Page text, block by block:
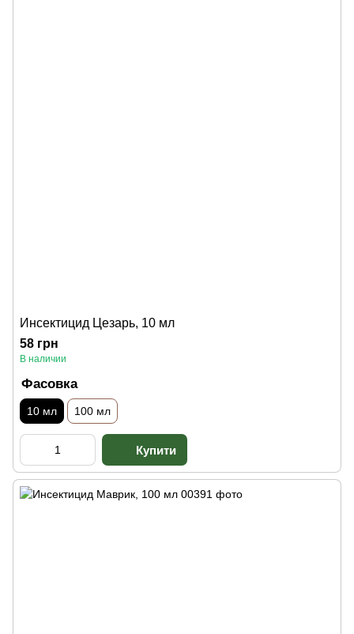
Инсектицид Цезарь, 10 мл
58 грн
В наличии
Фасовка
10 мл 100 мл